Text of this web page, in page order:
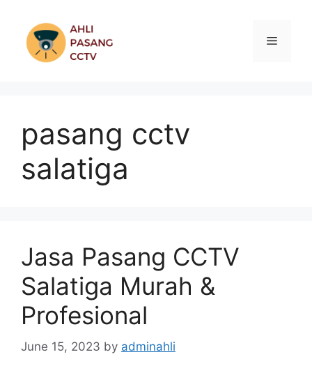
content
Menu
pasang cctv
salatiga
Jasa Pasang CCTV
Salatiga Murah &
Profesional
June 15, 2023 by adminahli